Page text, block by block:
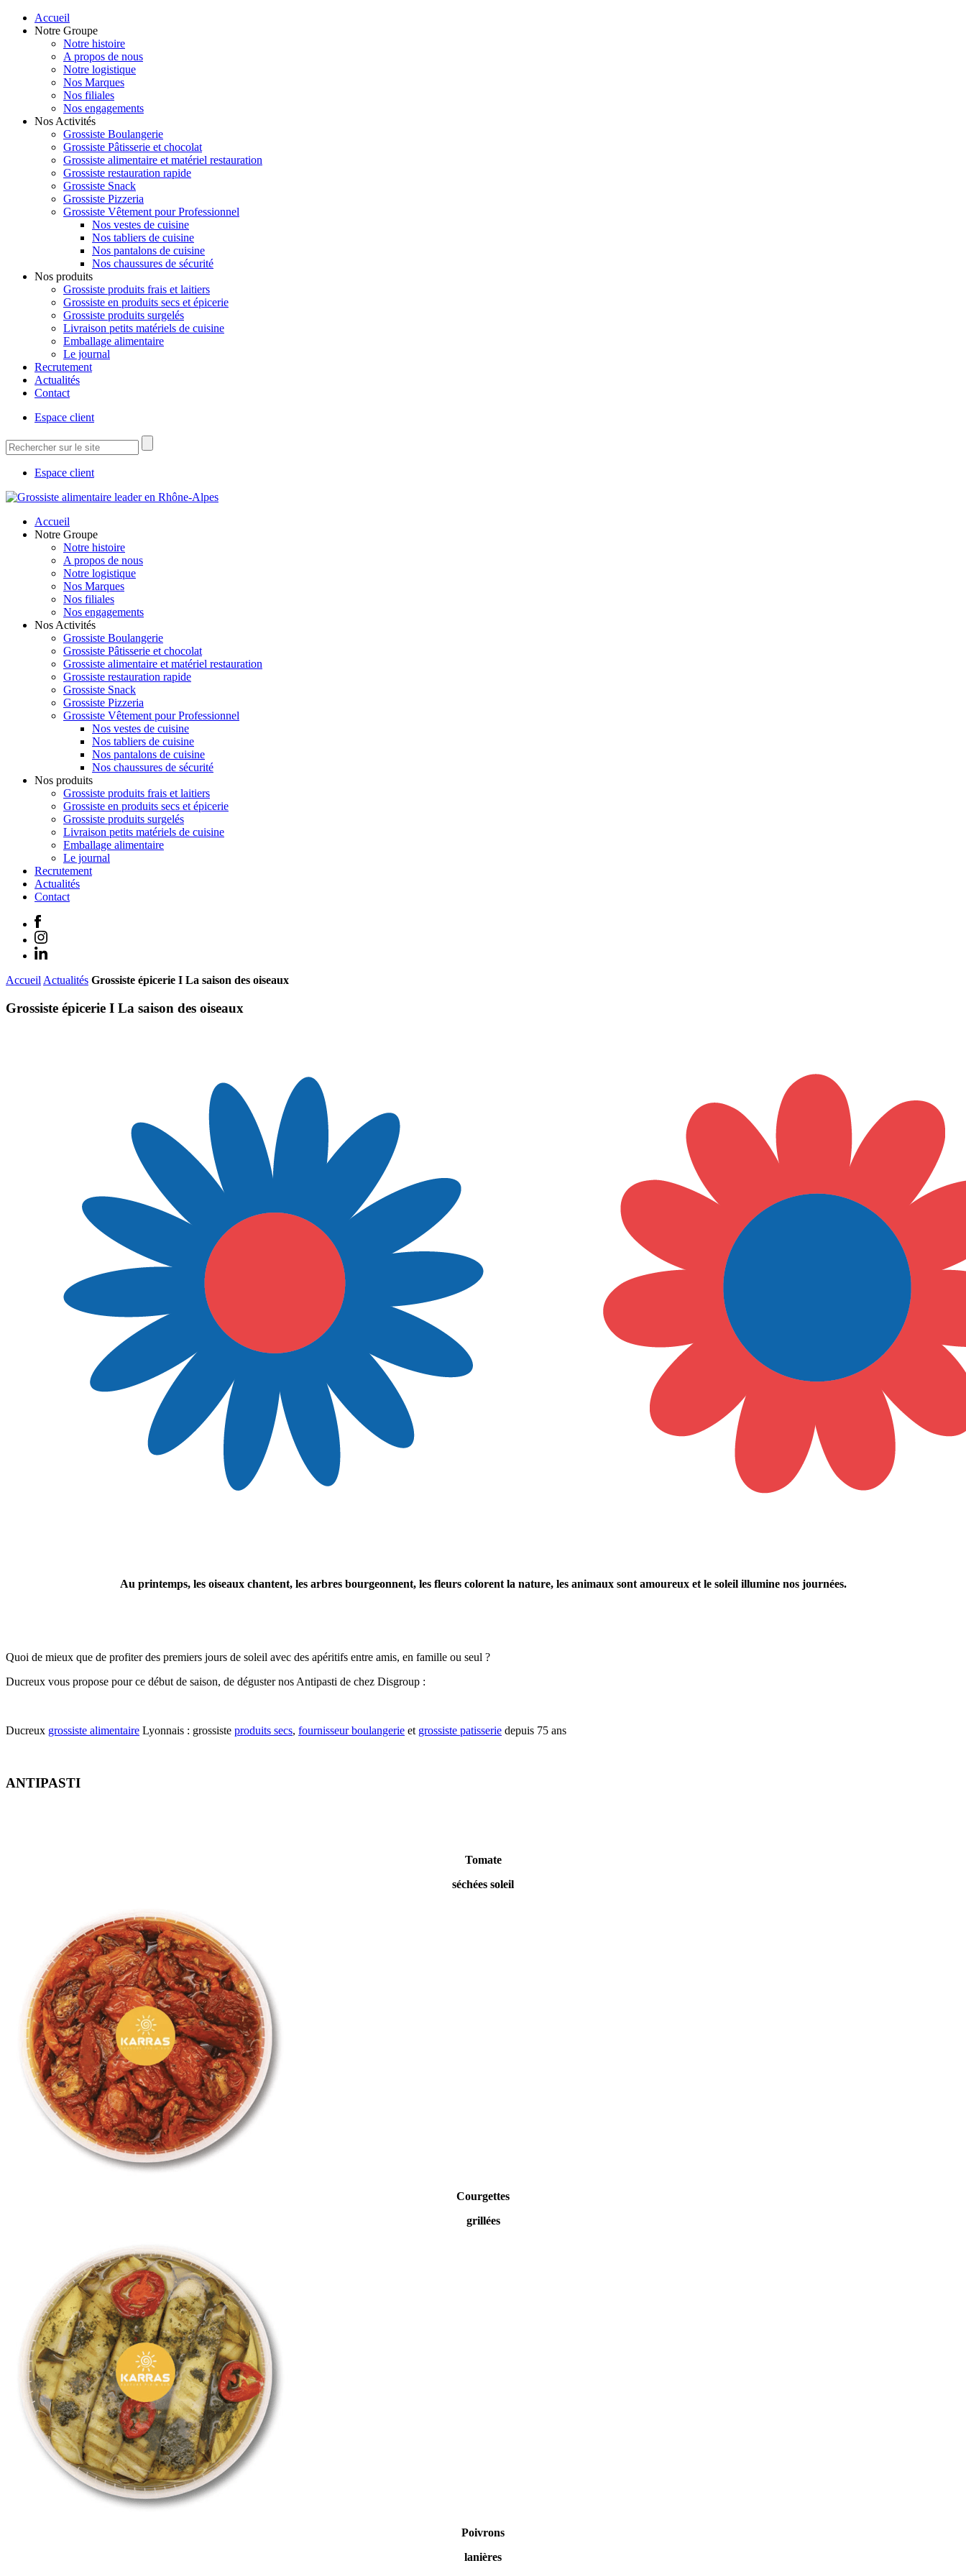
Accueil
Notre Groupe
Notre histoire
A propos de nous
Notre logistique
Nos Marques
Nos filiales
Nos engagements
Nos Activités
Grossiste Boulangerie
Grossiste Pâtisserie et chocolat
Grossiste alimentaire et matériel restauration
Grossiste restauration rapide
Grossiste Snack
Grossiste Pizzeria
Grossiste Vêtement pour Professionnel
Nos vestes de cuisine
Nos tabliers de cuisine
Nos pantalons de cuisine
Nos chaussures de sécurité
Nos produits
Grossiste produits frais et laitiers
Grossiste en produits secs et épicerie
Grossiste produits surgelés
Livraison petits matériels de cuisine
Emballage alimentaire
Le journal
Recrutement
Actualités
Contact
Espace client
Espace client
Accueil
Notre Groupe
Notre histoire
A propos de nous
Notre logistique
Nos Marques
Nos filiales
Nos engagements
Nos Activités
Grossiste Boulangerie
Grossiste Pâtisserie et chocolat
Grossiste alimentaire et matériel restauration
Grossiste restauration rapide
Grossiste Snack
Grossiste Pizzeria
Grossiste Vêtement pour Professionnel
Nos vestes de cuisine
Nos tabliers de cuisine
Nos pantalons de cuisine
Nos chaussures de sécurité
Nos produits
Grossiste produits frais et laitiers
Grossiste en produits secs et épicerie
Grossiste produits surgelés
Livraison petits matériels de cuisine
Emballage alimentaire
Le journal
Recrutement
Actualités
Contact
Accueil Actualités Grossiste épicerie I La saison des oiseaux
Grossiste épicerie I La saison des oiseaux
Au printemps, les oiseaux chantent, les arbres bourgeonnent, les fleurs colorent la nature, les animaux sont amoureux etle soleil illumine nos journées.
Quoi de mieux que de profiter des premiers jours de soleil avec des apéritifs entre amis, en famille ou seul ?
Ducreux vous propose pour ce début de saison, de déguster nos Antipasti de chez Disgroup :
Ducreux grossiste alimentaire Lyonnais : grossiste produits secs, fournisseur boulangerie et grossiste patisserie depuis 75 ans
ANTIPASTI
Tomate
séchées soleil
Courgettes
grillées
Poivrons
lanières